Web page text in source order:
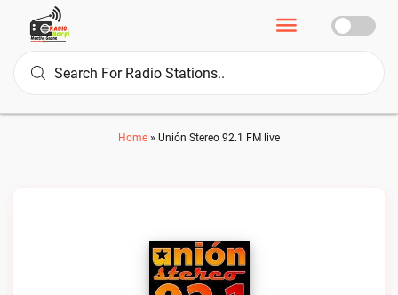
Home » Unión Stereo 92.1 FM live